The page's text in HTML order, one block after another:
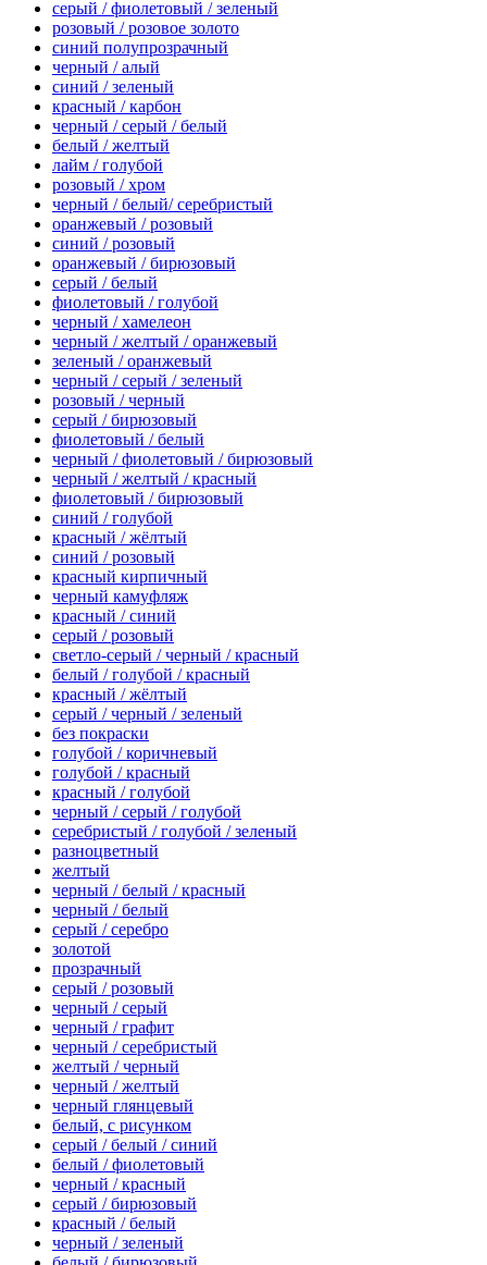
серый / фиолетовый / зеленый
розовый / розовое золото
синий полупрозрачный
черный / алый
синий / зеленый
красный / карбон
черный / серый / белый
белый / желтый
лайм / голубой
розовый / хром
черный / белый/ серебристый
оранжевый / розовый
синий / розовый
оранжевый / бирюзовый
серый / белый
фиолетовый / голубой
черный / хамелеон
черный / желтый / оранжевый
зеленый / оранжевый
черный / серый / зеленый
розовый / черный
серый / бирюзовый
фиолетовый / белый
черный / фиолетовый / бирюзовый
черный / желтый / красный
фиолетовый / бирюзовый
синий / голубой
красный / жёлтый
синий / розовый
красный кирпичный
черный камуфляж
красный / синий
серый / розовый
светло-серый / черный / красный
белый / голубой / красный
красный / жёлтый
серый / черный / зеленый
без покраски
голубой / коричневый
голубой / красный
красный / голубой
черный / серый / голубой
серебристый / голубой / зеленый
разноцветный
желтый
черный / белый / красный
черный / белый
серый / серебро
золотой
прозрачный
серый / розовый
черный / серый
черный / графит
черный / серебристый
желтый / черный
черный / желтый
черный глянцевый
белый, с рисунком
серый / белый / синий
белый / фиолетовый
черный / красный
серый / бирюзовый
красный / белый
черный / зеленый